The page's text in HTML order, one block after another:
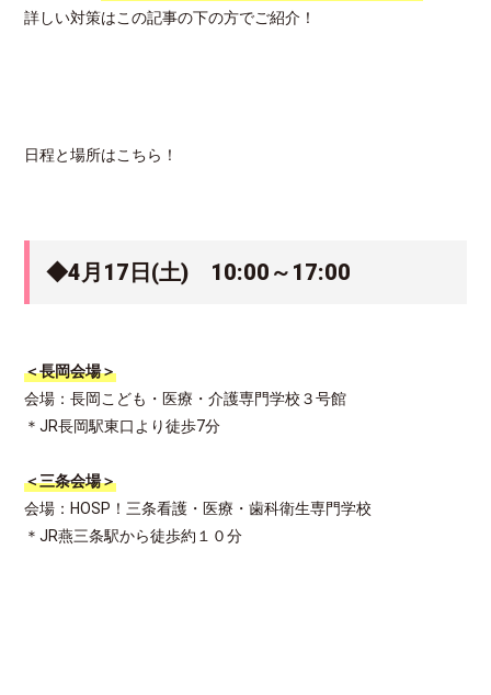
詳しい対策はこの記事の下の方でご紹介！
日程と場所はこちら！
◆4月17日(土) 10:00～17:00
＜長岡会場＞
会場：長岡こども・医療・介護専門学校３号館
＊JR長岡駅東口より徒歩7分
＜三条会場＞
会場：HOSP！三条看護・医療・歯科衛生専門学校
＊JR燕三条駅から徒歩約１０分